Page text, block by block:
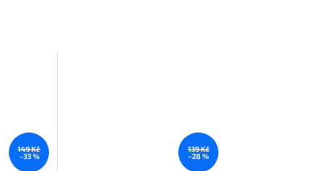
149 Kč
–33 %
139 Kč
–28 %